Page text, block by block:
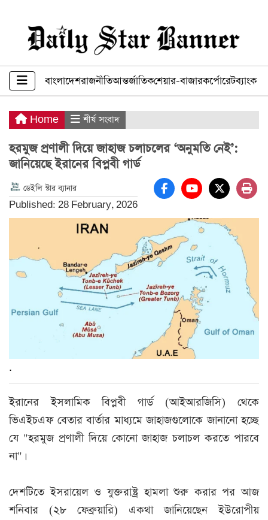
বাংলাদেশরাজনীতিআন্তর্জাতিকশেয়ার-বাজারকর্পোরেটব্যাংক
Home শীর্ষ সংবাদ
হরমুজ প্রণালী দিয়ে জাহাজ চলাচলের ‘অনুমতি নেই’:
জানিয়েছে ইরানের বিপ্লবী গার্ড
ডেইলি স্টার ব্যানার
Published: 28 February, 2026
.
ইরানের ইসলামিক বিপ্লবী গার্ড (আইআরজিসি) থেকে
ভিএইচএফ বেতার বার্তার মাধ্যমে জাহাজগুলোকে জানানো হচ্ছে
যে "হরমুজ প্রণালী দিয়ে কোনো জাহাজ চলাচল করতে পারবে
না"।
দেশটিতে ইসরায়েল ও যুক্তরাষ্ট্র হামলা শুরু করার পর আজ
শনিবার (২৮ ফেব্রুয়ারি) একথা জানিয়েছেন ইউরোপীয়